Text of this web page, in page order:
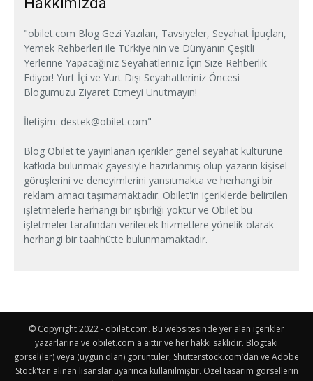
"obilet.com Blog Gezi Yazıları, Tavsiyeler, Seyahat İpuçları,
Yemek Rehberleri ile Türkiye'nin ve Dünyanın Çeşitli
Yerlerine Yapacağınız Seyahatleriniz İçin Size Rehberlik
Ediyor! Yurt İçi ve Yurt Dışı Seyahatleriniz Öncesi
Blogumuzu Ziyaret Etmeyi Unutmayın!
İletişim: destek@obilet.com"
Blog Obilet'te yayınlanan içerikler genel seyahat kültürüne
katkıda bulunmak gayesiyle hazırlanmış olup yazarın kişisel
görüşlerini ve deneyimlerini yansıtmakta ve herhangi bir
reklam amacı taşımamaktadır. Obilet'in içeriklerde belirtilen
işletmelerle herhangi bir işbirliği yoktur ve Obilet bu
işletmeler tarafından verilecek hizmetlere yönelik olarak
herhangi bir taahhütte bulunmamaktadır.
© Copyright 2022 - obilet.com. Bu websitesinde yer alan içerikler
yazarlarına ve obilet.com'a aittir ve her hakkı saklıdır. Blogtaki
görsel(ler) veya (uygun olan) görüntüler, Shutterstock.com’dan ve Adobe
Stock'tan alınan lisanslar uyarınca kullanılmıştır. Özel tasarım görsellerin